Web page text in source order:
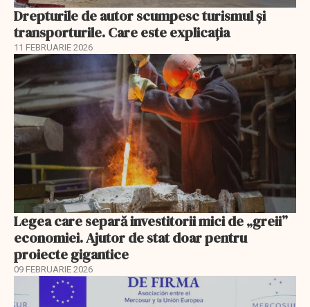
Drepturile de autor scumpesc turismul și
transporturile. Care este explicația
11 FEBRUARIE 2026
Legea care separă investitorii mici de „greii”
economiei. Ajutor de stat doar pentru
proiecte gigantice
09 FEBRUARIE 2026